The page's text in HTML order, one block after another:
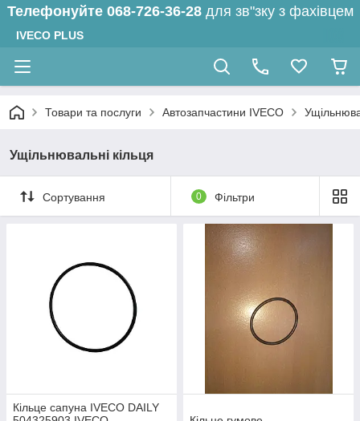
Телефонуйте 068-726-36-28 для зв"зку з фахівцем
IVECO PLUS
Товари та послуги Автозапчастини IVECO
Ущільнювальні кільця
Сортування 0 Фільтри
Кільце сапуна IVECO DAILY